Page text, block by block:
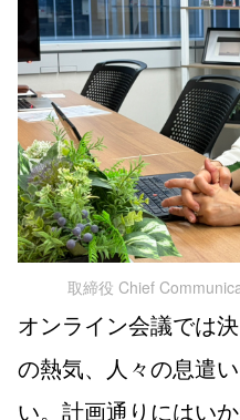
取締役 Chief
オンライン会議では
の熱気、人々の息遣
い。計画通りにはい